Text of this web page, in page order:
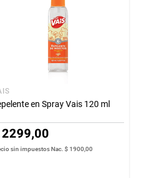
en Spray Vais 120 ml
2299,00
sin impuestos Nac. $ 1900,00